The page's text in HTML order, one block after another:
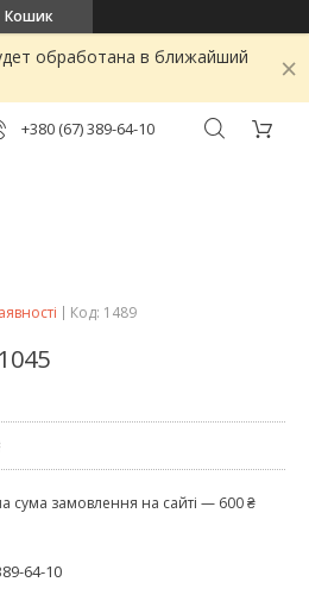
Кошик
обработана в ближайший
+380 (67) 389-64-10
Код: 1489
сума замовлення на сайті — 600 ₴
64-10